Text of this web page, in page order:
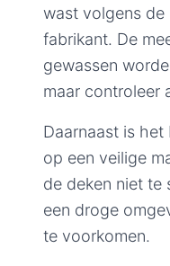
wast volgens de
fabrikant. De
gewassen
maar controleer
Daarnaast is het
op een veilige
de deken niet te
een droge
te voorkomen.